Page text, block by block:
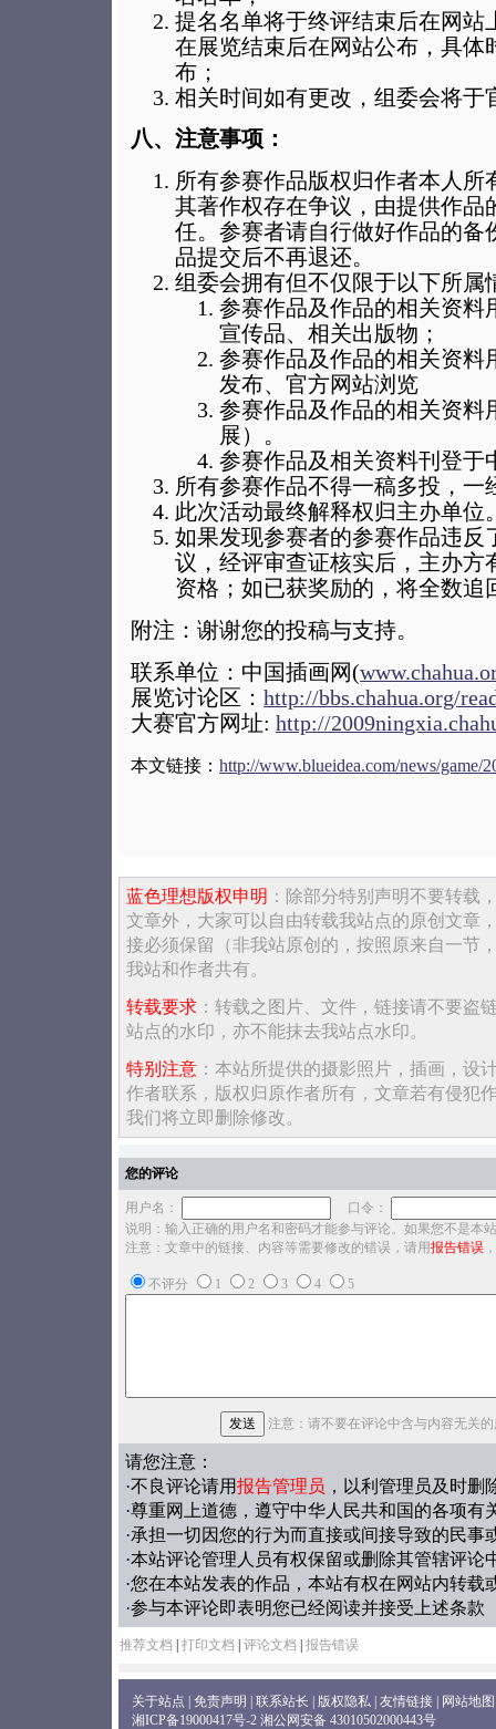
提名名单将于终评结束后在网站
在展览结束后在网站公布，具体
布；
相关时间如有更改，组委会将于
八、注意事项：
所有参赛作品版权归作者本人所
其著作权存在争议，由提供作品
任。参赛者请自行做好作品的备
品提交后不再退还。
组委会拥有但不仅限于以下所属
参赛作品及作品的相关资料
宣传品、相关出版物；
参赛作品及作品的相关资料
发布、官方网站浏览
参赛作品及作品的相关资料
展）。
参赛作品及相关资料刊登于
所有参赛作品不得一稿多投，一
此次活动最终解释权归主办单位
如果发现参赛者的参赛作品违反
议，经评审查证核实后，主办方
资格；如已获奖励的，将全数追
附注：谢谢您的投稿与支持。
联系单位：中国插画网(
展览讨论区： http://bbs.chahua.org/
大赛官方网址: http://
本文链接： http://www.blueidea.com/news/game/
蓝色理想版权申明 ：除部分特别声明不要转载
文章外，大家可以自由转载我站点的原创文章
接必须保留（非我站原创的，按照原来自一节
我站和作者共有。
转载要求 ：转载之图片、文件，链接请不要盗
站点的水印，亦不能抹去我站点水印。
特别注意 ：本站所提供的摄影照片，插画，设
作者联系，版权归原作者所有，文章若有侵犯
我们将立即删除修改。
您的评论
用户名：
口令：
说明：输入正确的用户名和密码才能参与评论。如果您不是本
注意：文章中的链接、内容等需要修改的错误，请用报告错误
不评分 1 2 3 4 5
注意：请不要在评论中含与内容无关
请您注意：
·不良评论请用报告管理员 ，以利管理员及时删
·尊重网上道德，遵守中华人民共和国的各项有
·承担一切因您的行为而直接或间接导致的民事
·本站评论管理人员有权保留或删除其管辖评论
·您在本站发表的作品，本站有权在网站内转载
·参与本评论即表明您已经阅读并接受上述条款
推荐文档 打印文档 评论文档 报告错误
关于站点 免责声明 联系站长 版权隐私 友情链接
网站地图
湘ICP备19000417号-2 湘公网安备 43010502000443号